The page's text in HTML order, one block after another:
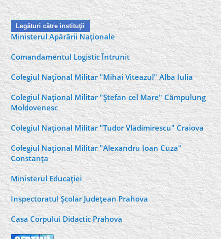
Legături către instituţii
Ministerul Apărării Naţionale
Comandamentul Logistic Întrunit
Colegiul Naţional Militar "Mihai Viteazul" Alba Iulia
Colegiul Naţional Militar "Ştefan cel Mare" Câmpulung
Moldovenesc
Colegiul Naţional Militar "Tudor Vladimirescu" Craiova
Colegiul Naţional Militar "Alexandru Ioan Cuza"
Constanţa
Ministerul Educaţiei
Inspectoratul Şcolar Judeţean Prahova
Casa Corpului Didactic Prahova